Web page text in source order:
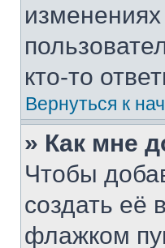
кто-то
Вернуться к
» Как мне
Чтобы
создать её
флажком